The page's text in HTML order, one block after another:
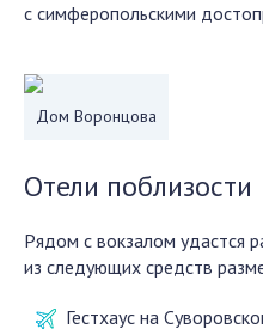
с симферопольскими
Дом Воронцова
Отели поблизости
Рядом с вокзалом удастся
из следующих средств
Гестхаус на